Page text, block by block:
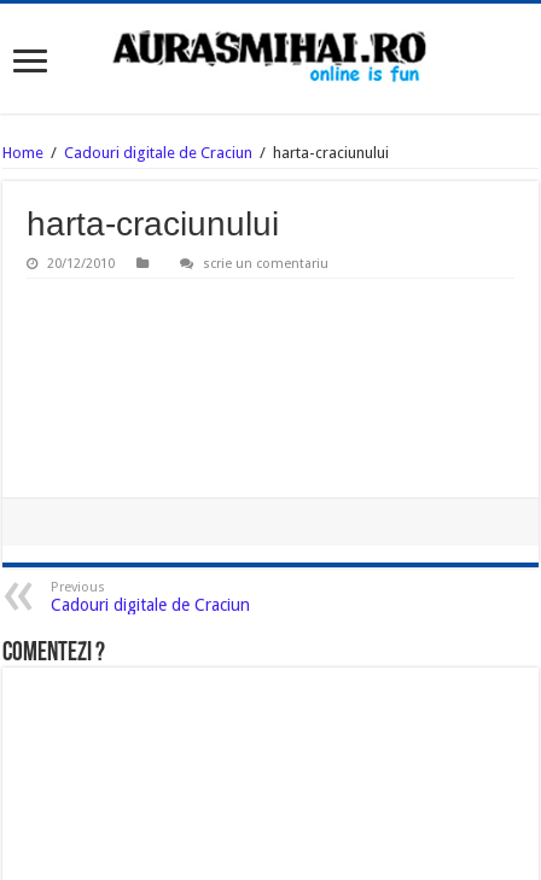
Home / Cadouri digitale de Craciun / harta-craciunului
harta-craciunului
20/12/2010 scrie un comentariu
Previous
Cadouri digitale de Craciun
Comentezi ?